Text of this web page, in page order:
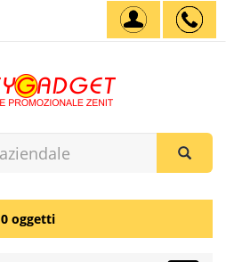
0 oggetti